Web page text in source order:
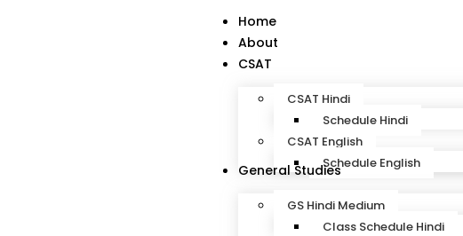
Home
About
CSAT
CSAT Hindi
Schedule Hindi
CSAT English
Schedule English
General Studies
GS Hindi Medium
Class Schedule Hindi